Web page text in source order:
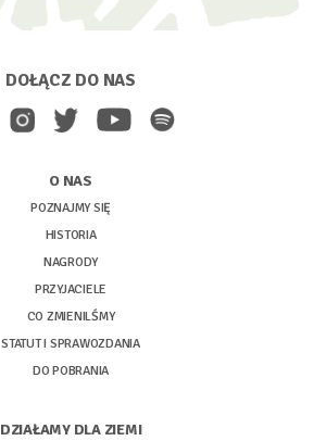
DOŁĄCZ DO NAS
O NAS
POZNAJMY SIĘ
HISTORIA
NAGRODY
PRZYJACIELE
CO ZMIENILŚMY
STATUT I SPRAWOZDANIA
DO POBRANIA
DZIAŁAMY DLA ZIEMI